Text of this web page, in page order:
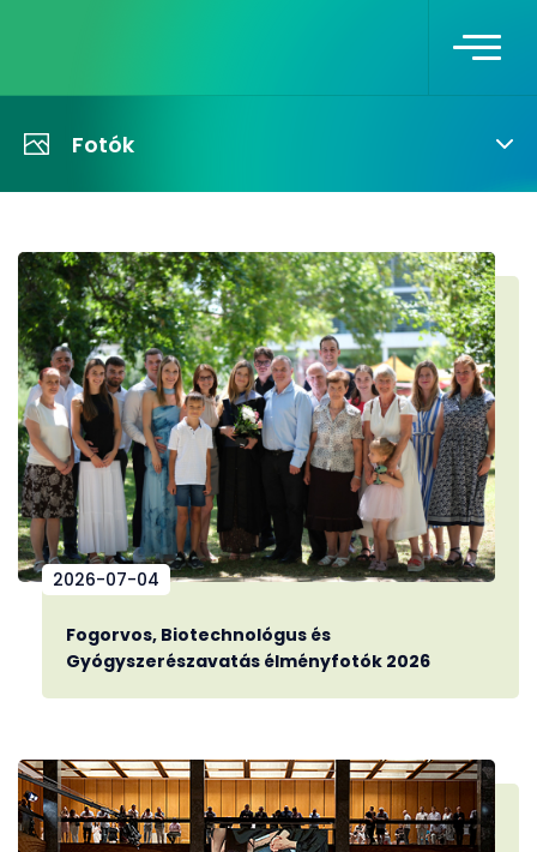
Fotók
2026-07-04
Fogorvos, Biotechnológus és
Gyógyszerészavatás élményfotók 2026